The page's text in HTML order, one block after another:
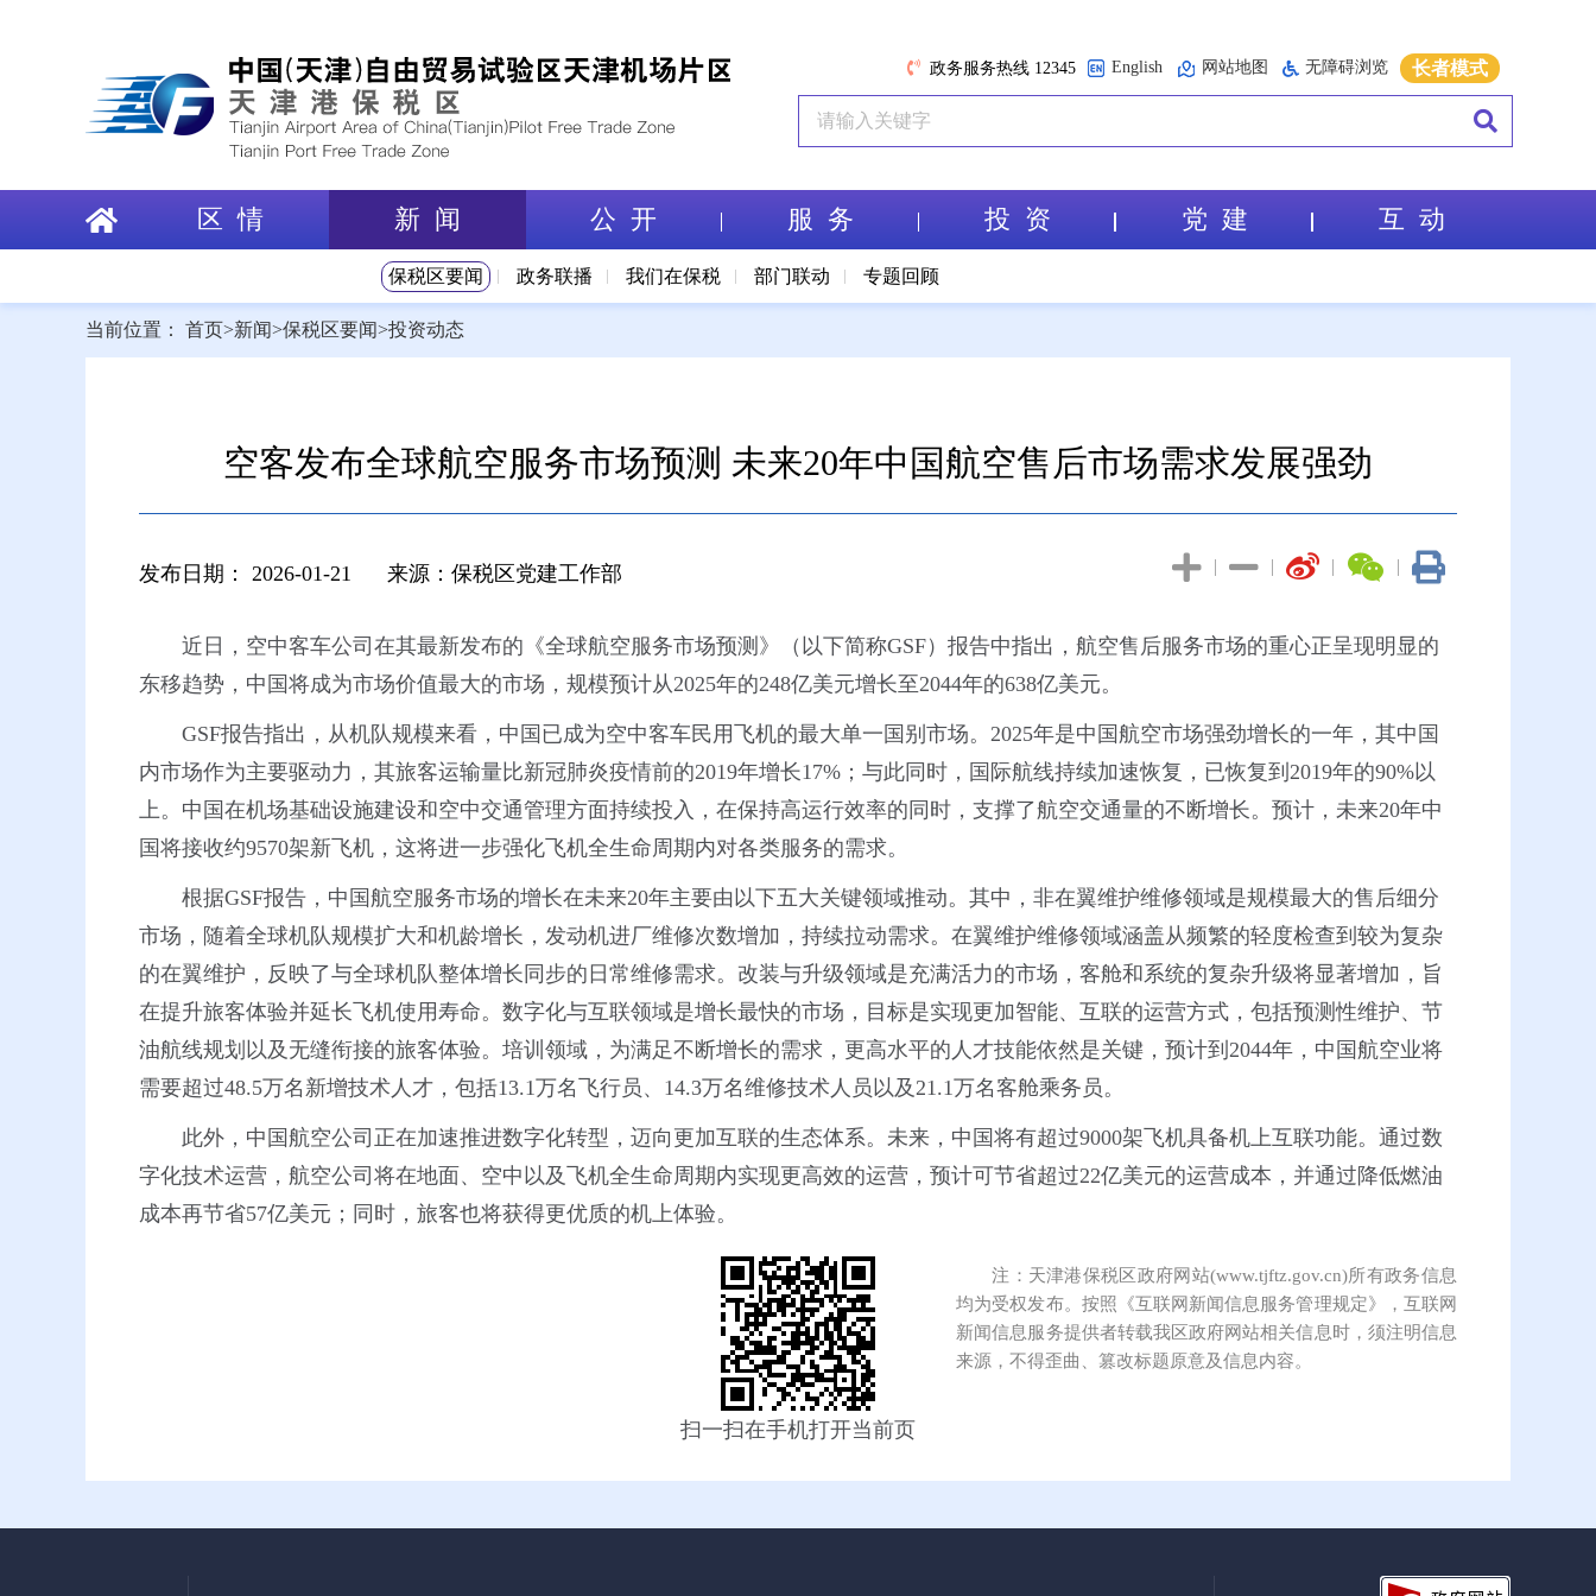
政务服务热线 12345 English 网站地图 无障碍浏览 长者模式
区 情 新 闻
保税区要闻 政务联播 我们在保税 部门联动 专题回顾
公 开 服 务 投 资 党 建 互 动
当前位置： 首页>新闻>保税区要闻>投资动态
空客发布全球航空服务市场预测 未来20年中国航空售后市场需求发展强劲
发布日期： 2026-01-21 来源：保税区党建工作部 |
|
|
|
近日，空中客车公司在其最新发布的《全球航空服务市场预测》（以下简称GSF）报告中指出，航空售后服务市场的重心正呈现明显的
东移趋势，中国将成为市场价值最大的市场，规模预计从2025年的248亿美元增长至2044年的638亿美元。
GSF报告指出，从机队规模来看，中国已成为空中客车民用飞机的最大单一国别市场。2025年是中国航空市场强劲增长的一年，其中国
内市场作为主要驱动力，其旅客运输量比新冠肺炎疫情前的2019年增长17%；与此同时，国际航线持续加速恢复，已恢复到2019年的90%以
上。中国在机场基础设施建设和空中交通管理方面持续投入，在保持高运行效率的同时，支撑了航空交通量的不断增长。预计，未来20年中
国将接收约9570架新飞机，这将进一步强化飞机全生命周期内对各类服务的需求。
根据GSF报告，中国航空服务市场的增长在未来20年主要由以下五大关键领域推动。其中，非在翼维护维修领域是规模最大的售后细分
市场，随着全球机队规模扩大和机龄增长，发动机进厂维修次数增加，持续拉动需求。在翼维护维修领域涵盖从频繁的轻度检查到较为复杂
的在翼维护，反映了与全球机队整体增长同步的日常维修需求。改装与升级领域是充满活力的市场，客舱和系统的复杂升级将显著增加，旨
在提升旅客体验并延长飞机使用寿命。数字化与互联领域是增长最快的市场，目标是实现更加智能、互联的运营方式，包括预测性维护、节
油航线规划以及无缝衔接的旅客体验。培训领域，为满足不断增长的需求，更高水平的人才技能依然是关键，预计到2044年，中国航空业将
需要超过48.5万名新增技术人才，包括13.1万名飞行员、14.3万名维修技术人员以及21.1万名客舱乘务员。
此外，中国航空公司正在加速推进数字化转型，迈向更加互联的生态体系。未来，中国将有超过9000架飞机具备机上互联功能。通过数
字化技术运营，航空公司将在地面、空中以及飞机全生命周期内实现更高效的运营，预计可节省超过22亿美元的运营成本，并通过降低燃油
成本再节省57亿美元；同时，旅客也将获得更优质的机上体验。
扫一扫在手机打开当前页
注：天津港保税区政府网站(www.tjftz.gov.cn)所有政务信息
均为受权发布。按照《互联网新闻信息服务管理规定》，互联网
新闻信息服务提供者转载我区政府网站相关信息时，须注明信息
来源，不得歪曲、篡改标题原意及信息内容。